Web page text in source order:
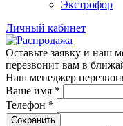
Экстрофор
Личный кабинет
Оставьте заявку и наш
перезвонит вам в
Наш менеджер
Ваше имя *
Телефон *
Сохранить